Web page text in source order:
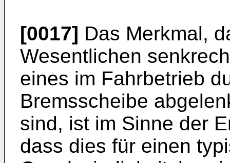
[0017] Das Merkmal,
Wesentlichen
eines im Fahrbetrieb
Bremsscheibe
sind, ist im Sinne der
dass dies für einen